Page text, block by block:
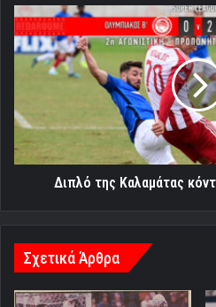
Διπλό
της
Καλαμάτας
κόντρα
Ολυμπιακό
Β
Διπλό της Καλαμάτας
Σχετικά Άρθρα